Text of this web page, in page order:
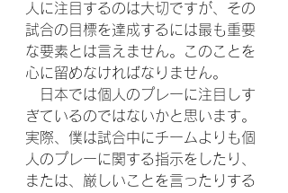
人に注目するのは大切ですが、その
試合の目標を達成するには最も重要
な要素とは言えません。このことを
心に留めなければなりません。
日本では個人のプレーに注目しす
ぎているのではないかと思います。
実際、僕は試合中にチームよりも個
人のプレーに関する指示をしたり、
または、厳しいことを言ったりする